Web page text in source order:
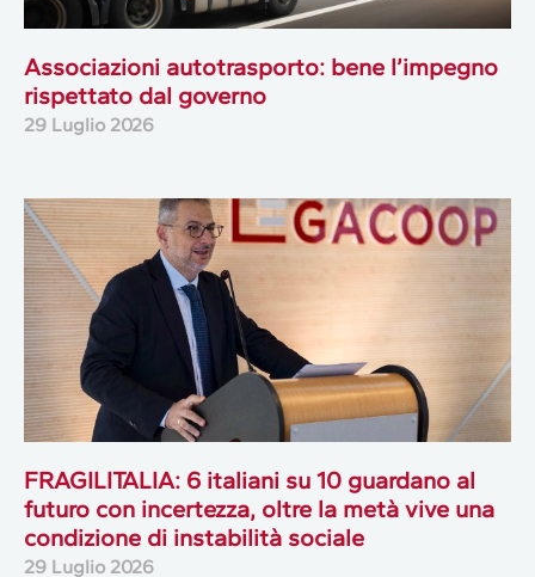
Associazioni autotrasporto: bene l’impegno
rispettato dal governo
29 Luglio 2026
FRAGILITALIA: 6 italiani su 10 guardano al
futuro con incertezza, oltre la metà vive una
condizione di instabilità sociale
29 Luglio 2026